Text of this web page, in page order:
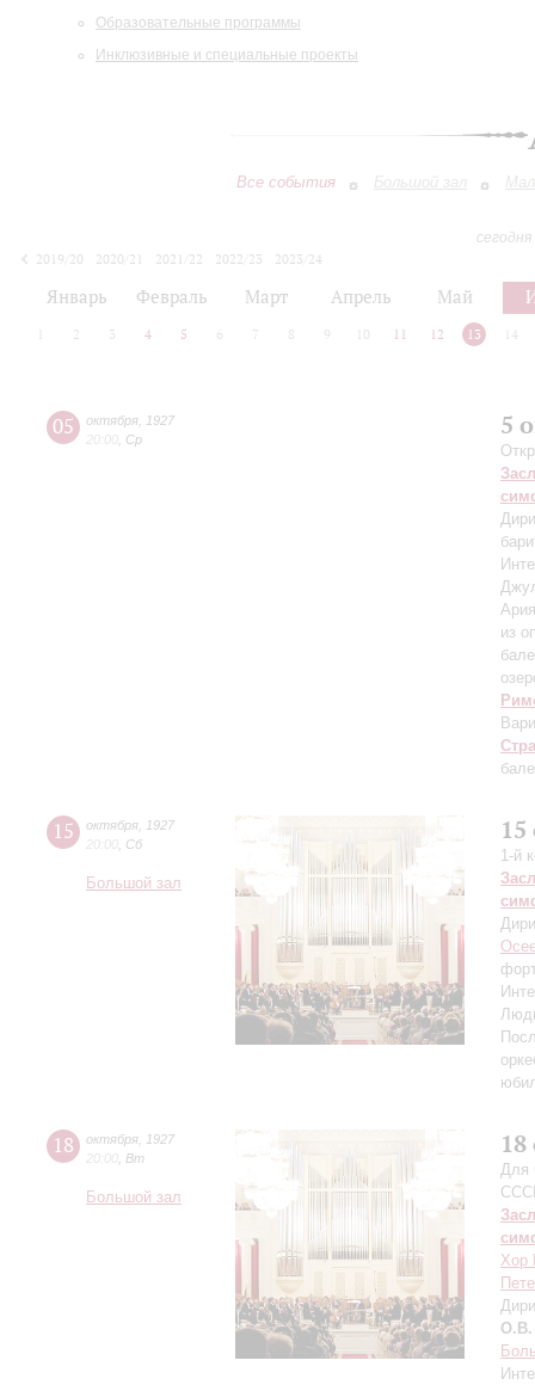
Образовательные программы
Инклюзивные и специальные проекты
Все события Большой зал
2019/20
2020/21 2021/22 2022/23
2023/24
Январь Февраль Март Апрель Май
2 3 4 5 6 7 8 9 10 11 12 13 14
05 октября
1927
20:00 Ср 5
из
15 октября
1927
20:00 Сб
Большой зал
15
1-й
18 октября
1927
20:00 Вт
Большой зал
18
Для
Хор
О.В.